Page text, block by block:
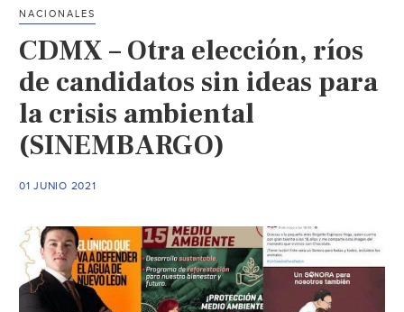
eléctrico
debido
a
emergencia
hídrica
(MERCOPRESS)
NACIONALES
CDMX – Otra elección, ríos
de candidatos sin ideas para
la crisis ambiental
(SINEMBARGO)
01 JUNIO 2021